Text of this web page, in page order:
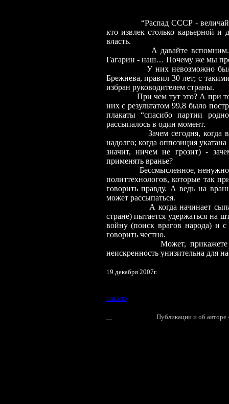
“Распад СССР - величайшая
кто извлек столько карьерной
власть.
А давайте вспомним. Как
Гагарин - наш… Почему же мы
У них невозможно было,
Брежнева, правил 30 лет; с
избран руководителем страны.
При чем тут это? А при том,
них с результатом 99,8 было
плакаты “спасибо партии
рассыпалось в один момент.
Зачем сегодня, когда вы
надолго; когда оппозиция
значит, ничем не грозит) -
применять вранье?
Бессмысленное, ненужное
политтехнологов, которые так
говорить правду. А ведь на
может рассыпаться.
А когда начинает сыпаться,
стране) пытается удержаться
войну (поиск врагов народа) и
говорить честно.
Может, прикажете снять
неискренность унизительна для
19 декабря 2007г.
НАЧАЛО
Публикации и об авторе